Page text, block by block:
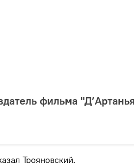
фильма
Трояновский.